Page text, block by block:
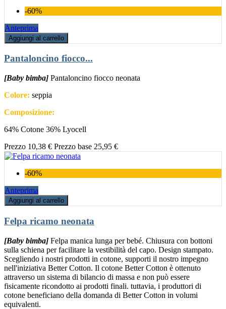
-60%
Anteprima
Aggiungi al carrello
Pantaloncino fiocco...
[Baby bimba] Pantaloncino fiocco neonata
Colore: seppia
Composizione:
64% Cotone 36% Lyocell
Prezzo 10,38 € Prezzo base 25,95 €
-60%
Anteprima
Aggiungi al carrello
Felpa ricamo neonata
[Baby bimba] Felpa manica lunga per bebé. Chiusura con bottoni
sulla schiena per facilitare la vestibilità del capo. Design stampato.
Scegliendo i nostri prodotti in cotone, supporti il nostro impegno
nell'iniziativa Better Cotton. Il cotone Better Cotton è ottenuto
attraverso un sistema di bilancio di massa e non può essere
fisicamente ricondotto ai prodotti finali. tuttavia, i produttori di
cotone beneficiano della domanda di Better Cotton in volumi
equivalenti.